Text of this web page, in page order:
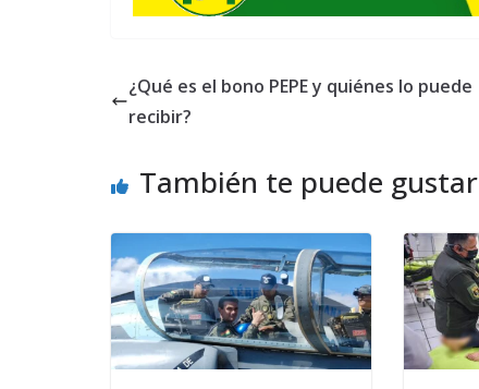
¿Qué es el bono PEPE y quiénes lo puede
recibir?
También te puede gustar